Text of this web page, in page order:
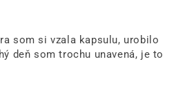
som si vzala kapsulu, urobilo
deň som trochu unavená, je to